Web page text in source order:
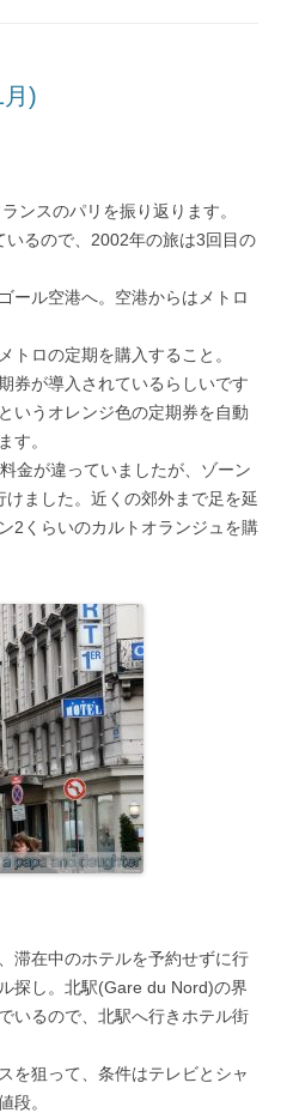
)
ンスのパリを振り返ります。
るので、2002年の旅は3回目の
ール空港へ。空港からはメトロ
トロの定期を購入すること。
券が導入されているらしいです
いうオレンジ色の定期券を自動
す。
金が違っていましたが、ゾーン
ました。近くの郊外まで足を延
2くらいのカルトオランジュを購
滞在中のホテルを予約せずに行
探し。北駅(Gare du Nord)の界
いるので、北駅へ行きホテル街
を狙って、条件はテレビとシャ
段。